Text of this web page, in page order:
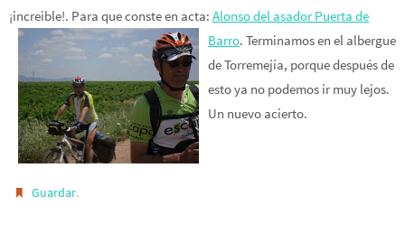
¡increible!. Para que conste en acta: Alonso del asador Puerta de
Barro. Terminamos en el albergue
de Torremejía, porque después de
esto ya no podemos ir muy lejos.
Un nuevo acierto.
Guardar.